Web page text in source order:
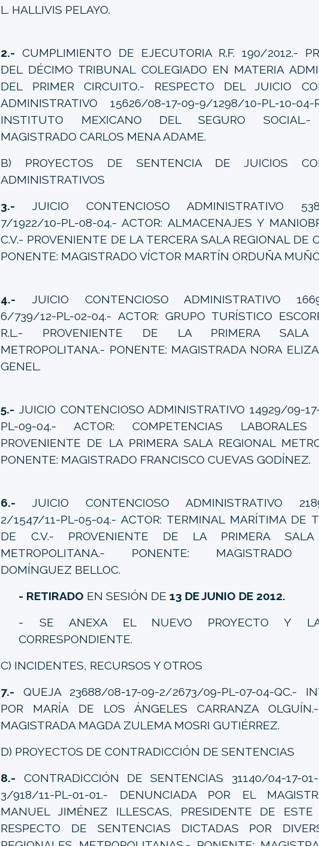
L. HALLIVIS PELAYO.
2.- CUMPLIMIENTO DE EJECUTORIA R.F. 190/2012.-
DEL DÉCIMO TRIBUNAL COLEGIADO EN MATERIA
DEL PRIMER CIRCUITO.- RESPECTO DEL JUICIO
ADMINISTRATIVO 15626/08-17-09-9/1298/10-PL-10-04-
INSTITUTO MEXICANO DEL SEGURO SOCIAL.-
MAGISTRADO CARLOS MENA ADAME.
B) PROYECTOS DE SENTENCIA DE JUICIOS
ADMINISTRATIVOS
3.- JUICIO CONTENCIOSO ADMINISTRATIVO
7/1922/10-PL-08-04.- ACTOR: ALMACENAJES Y
C.V.- PROVENIENTE DE LA TERCERA SALA REGIONAL DE
PONENTE: MAGISTRADO VÍCTOR MARTÍN ORDUÑA
4.- JUICIO CONTENCIOSO ADMINISTRATIVO
6/739/12-PL-02-04.- ACTOR: GRUPO TURÍSTICO
R.L.- PROVENIENTE DE LA PRIMERA SALA
METROPOLITANA.- PONENTE: MAGISTRADA NORA
GENEL.
5.- JUICIO CONTENCIOSO ADMINISTRATIVO 14929/09-
PL-09-04.- ACTOR: COMPETENCIAS
PROVENIENTE DE LA PRIMERA SALA REGIONAL
PONENTE: MAGISTRADO FRANCISCO CUEVAS GODÍNEZ.
6.- JUICIO CONTENCIOSO ADMINISTRATIVO
2/1547/11-PL-05-04.- ACTOR: TERMINAL MARÍTIMA DE
DE C.V.- PROVENIENTE DE LA PRIMERA SALA
METROPOLITANA.- PONENTE: MAGISTRADO
DOMÍNGUEZ BELLOC.
- RETIRADO EN SESIÓN DE13 DE JUNIO DE 2012.
- SE ANEXA EL NUEVO PROYECTO Y LA
CORRESPONDIENTE.
C) INCIDENTES, RECURSOS Y OTROS
7.- QUEJA 23688/08-17-09-2/2673/09-PL-07-04-QC.-
POR MARÍA DE LOS ÁNGELES CARRANZA
MAGISTRADA MAGDA ZULEMA MOSRI GUTIÉRREZ.
D) PROYECTOS DE CONTRADICCIÓN DE SENTENCIAS
8.- CONTRADICCIÓN DE SENTENCIAS 31140/04-17-
3/918/11-PL-01-01.- DENUNCIADA POR EL
MANUEL JIMÉNEZ ILLESCAS, PRESIDENTE DE ESTE
RESPECTO DE SENTENCIAS DICTADAS POR